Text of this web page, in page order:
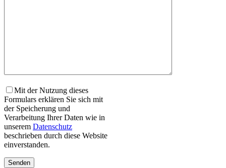
Mit der Nutzung dieses
Formulars erklären Sie sich mit
der Speicherung und
Verarbeitung Ihrer Daten wie in
unserem Datenschutz
beschrieben durch diese Website
einverstanden.